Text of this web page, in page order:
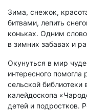
Зима, снежок,
битвами, лепить
коньках. Одним
в зимних забавах и
Окунуться в мир
интересного помогла
сельской библиотеки
калейдоскопа
детей и подростков.